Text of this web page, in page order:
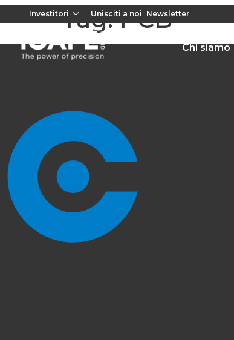
Investitori Unisciti a noi Newsletter
Chi siamo
Tag:PCB